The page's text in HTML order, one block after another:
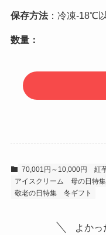
保存方法：冷凍-18℃
数量：
70,001円～10,000円 紅
アイスクリーム
母の日特集
敬老の日特集
冬ギフト
よかっ